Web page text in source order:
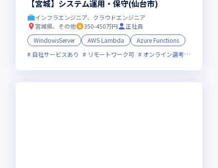
【宮城】システム運用・保守(仙台市)
インフラエンジニア、クラウドエンジニア
宮城県、その他
350-450万円
正社員
WindowsServer
AWS Lambda
Azure Functions
自社サービスあり
リモートワーク可 オンライン選考可